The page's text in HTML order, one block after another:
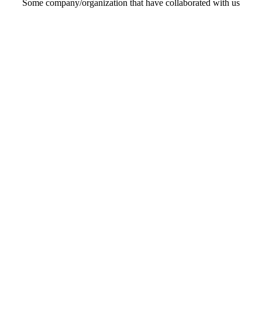
Some company/organization that have collaborated with us